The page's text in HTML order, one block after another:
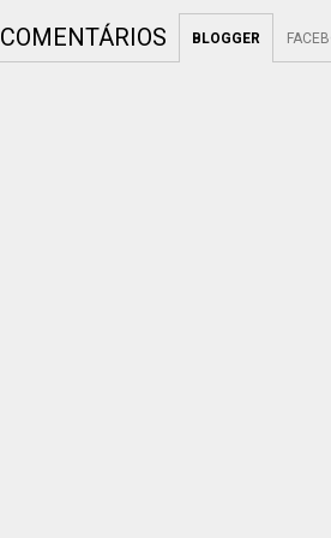
COMENTÁRIOS BLOGGER